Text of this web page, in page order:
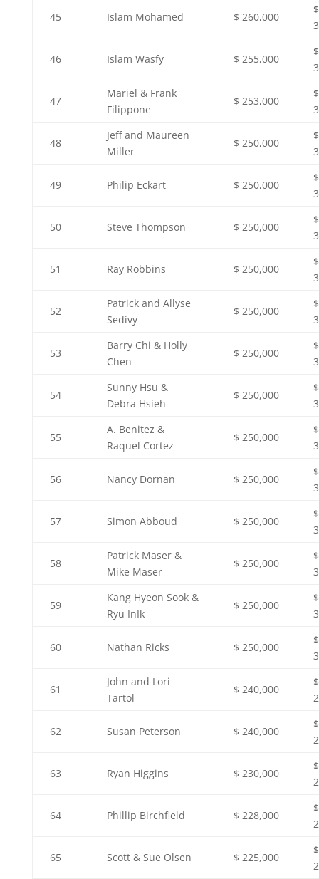
45 Islam Mohamed $ 260,000
$
46 Islam Wasfy $ 255,000
$
47
Mariel & Frank
Filippone
$ 253,000
$
48
Jeff and Maureen
Miller
$ 250,000
$
49 Philip Eckart $ 250,000
$
50 Steve Thompson $ 250,000
$
51 Ray Robbins $ 250,000
$
52
Patrick and Allyse
Sedivy
$ 250,000
$
53
Barry Chi & Holly
Chen
$ 250,000
$
54
Sunny Hsu &
Debra Hsieh
$ 250,000
$
55
A. Benitez &
Raquel Cortez
$ 250,000
$
56 Nancy Dornan $ 250,000
$
57 Simon Abboud $ 250,000
$
58
Patrick Maser &
Mike Maser
$ 250,000
$
59
Kang Hyeon Sook &
Ryu InIk
$ 250,000
$
60 Nathan Ricks $ 250,000
$
61
John and Lori
Tartol
$ 240,000
$
62 Susan Peterson $ 240,000
$
63 Ryan Higgins $ 230,000
$
64 Phillip Birchfield $ 228,000
$
65 Scott & Sue Olsen $ 225,000
$